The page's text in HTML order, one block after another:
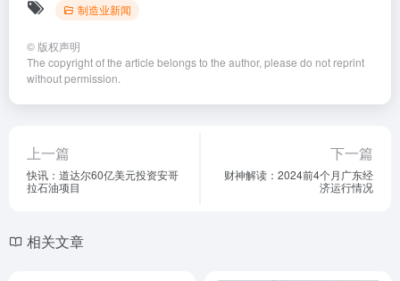
制造业新闻
© 版权声明
The copyright of the article belongs to the author, please do not reprint
without permission.
上一篇
快讯：道达尔60亿美元投资安哥
拉石油项目
下一篇
财神解读：2024前4个月广东经
济运行情况
相关文章